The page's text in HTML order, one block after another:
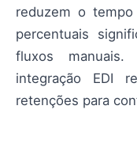
reduzem o
percentuais
fluxos
integração EDI
retenções para